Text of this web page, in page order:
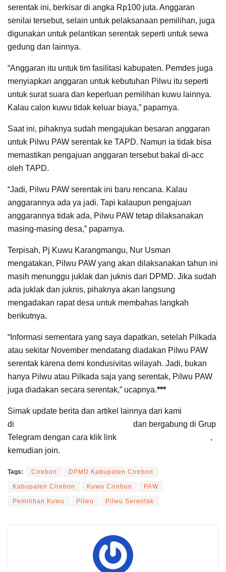
serentak ini, berkisar di angka Rp100 juta. Anggaran
senilai tersebut, selain untuk pelaksanaan pemilihan, juga
digunakan untuk pelantikan serentak seperti untuk sewa
gedung dan lainnya.
“Anggaran itu untuk tim fasilitasi kabupaten. Pemdes juga
menyiapkan anggaran untuk kebutuhan Pilwu itu seperti
untuk surat suara dan keperluan pemilihan kuwu lainnya.
Kalau calon kuwu tidak keluar biaya,” paparnya.
Saat ini, pihaknya sudah mengajukan besaran anggaran
untuk Pilwu PAW serentak ke TAPD. Namun ia tidak bisa
memastikan pengajuan anggaran tersebut bakal di-acc
oleh TAPD.
“Jadi, Pilwu PAW serentak ini baru rencana. Kalau
anggarannya ada ya jadi. Tapi kalaupun pengajuan
anggarannya tidak ada, Pilwu PAW tetap dilaksanakan
masing-masing desa,” paparnya.
Terpisah, Pj Kuwu Karangmangu, Nur Usman
mengatakan, Pilwu PAW yang akan dilaksanakan tahun ini
masih menunggu juklak dan juknis dari DPMD. Jika sudah
ada juklak dan juknis, pihaknya akan langsung
mengadakan rapat desa untuk membahas langkah
berikutnya.
“Informasi sementara yang saya dapatkan, setelah Pilkada
atau sekitar November mendatang diadakan Pilwu PAW
serentak karena demi kondusivitas wilayah. Jadi, bukan
hanya Pilwu atau Pilkada saja yang serentak, Pilwu PAW
juga diadakan secara serentak,” ucapnya.***
Simak update berita dan artikel lainnya dari kami
di
dan bergabung di Grup
Telegram dengan cara klik link
,
kemudian join.
Tags: Cirebon DPMD Kabupaten Cirebon
Kabupaten Cirebon Kuwu Cirebon PAW
Pemilihan Kuwu Pilwu Pilwu Serentak